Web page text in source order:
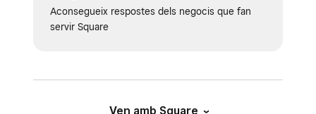
Aconsegueix respostes dels negocis que fan
servir Square
Ven amb Square